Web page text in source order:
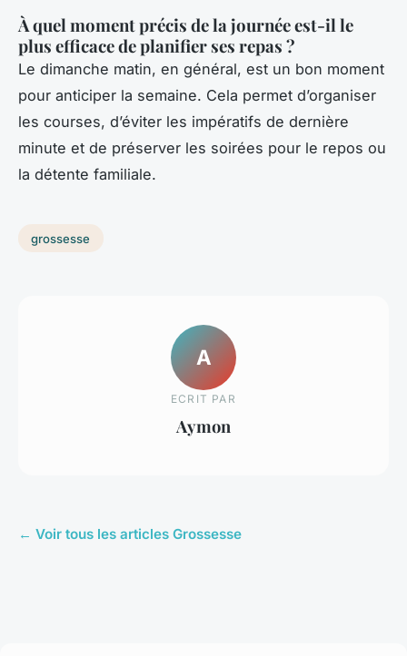
À quel moment précis de la journée est-il le
plus efficace de planifier ses repas ?
Le dimanche matin, en général, est un bon moment
pour anticiper la semaine. Cela permet d’organiser
les courses, d’éviter les impératifs de dernière
minute et de préserver les soirées pour le repos ou
la détente familiale.
grossesse
A
ECRIT PAR
Aymon
← Voir tous les articles Grossesse